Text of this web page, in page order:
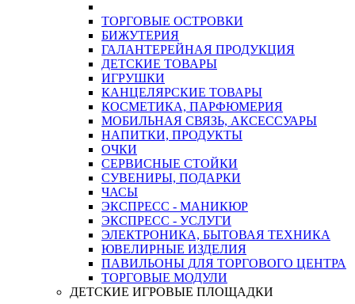
ТОРГОВЫЕ ОСТРОВКИ
БИЖУТЕРИЯ
ГАЛАНТЕРЕЙНАЯ ПРОДУКЦИЯ
ДЕТСКИЕ ТОВАРЫ
ИГРУШКИ
КАНЦЕЛЯРСКИЕ ТОВАРЫ
КОСМЕТИКА, ПАРФЮМЕРИЯ
МОБИЛЬНАЯ СВЯЗЬ, АКСЕССУАРЫ
НАПИТКИ, ПРОДУКТЫ
ОЧКИ
СЕРВИСНЫЕ СТОЙКИ
СУВЕНИРЫ, ПОДАРКИ
ЧАСЫ
ЭКСПРЕСС - МАНИКЮР
ЭКСПРЕСС - УСЛУГИ
ЭЛЕКТРОНИКА, БЫТОВАЯ ТЕХНИКА
ЮВЕЛИРНЫЕ ИЗДЕЛИЯ
ПАВИЛЬОНЫ ДЛЯ ТОРГОВОГО ЦЕНТРА
ТОРГОВЫЕ МОДУЛИ
ДЕТСКИЕ ИГРОВЫЕ ПЛОЩАДКИ